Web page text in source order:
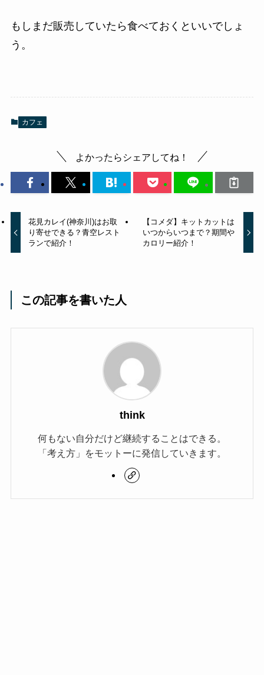
もしまだ販売していたら食べておくといいでしょ
う。
カフェ
よかったらシェアしてね！
花見カレイ(神奈川)はお取
り寄せできる？青空レスト
ランで紹介！
【コメダ】キットカットは
いつからいつまで？期間や
カロリー紹介！
この記事を書いた人
think
何もない自分だけど継続することはできる。
「考え方」をモットーに発信していきます。